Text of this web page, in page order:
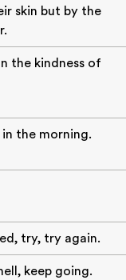
skin but by the
the kindness of
the morning.
try, try again.
keep going.